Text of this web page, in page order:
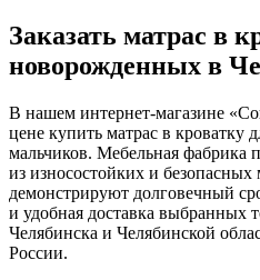
Заказать матрас в
новорожденных в
В нашем интернет-магазине
цене купить матрас в кроватку
мальчиков. Мебельная фабрика
из износостойких и
демонстрируют долговечный
и удобная доставка выбранных
Челябинска и Челябинской
России.